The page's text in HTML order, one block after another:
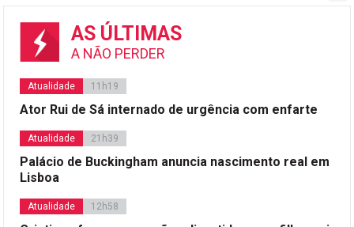
AS ÚLTIMAS
A NÃO PERDER
Atualidade 11h19
Ator Rui de Sá internado de urgência com enfarte
Atualidade 21h39
Palácio de Buckingham anuncia nascimento real em
Lisboa
Atualidade 12h58